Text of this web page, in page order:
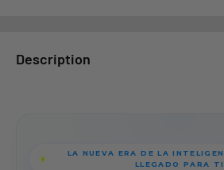
Description
LA NUEVA ERA DE LA
LLEGADO PARA TI